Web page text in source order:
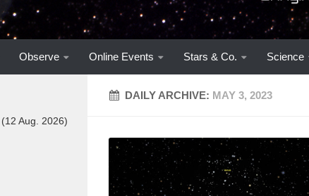
Observe Online Events Stars & Co. Science
DAILY ARCHIVE: MAY 3, 2023
(12 Aug. 2026)